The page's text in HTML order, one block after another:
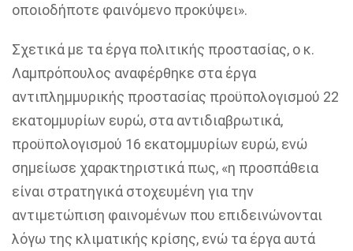
οποιοδήποτε φαινόμενο προκύψει».
Σχετικά με τα έργα πολιτικής προστασίας, ο κ.
Λαμπρόπουλος αναφέρθηκε στα έργα
αντιπλημμυρικής προστασίας προϋπολογισμού 22
εκατομμυρίων ευρώ, στα αντιδιαβρωτικά,
προϋπολογισμού 16 εκατομμυρίων ευρώ, ενώ
σημείωσε χαρακτηριστικά πως, «η προσπάθεια
είναι στρατηγικά στοχευμένη για την
αντιμετώπιση φαινομένων που επιδεινώνονται
λόγω της κλιματικής κρίσης, ενώ τα έργα αυτά